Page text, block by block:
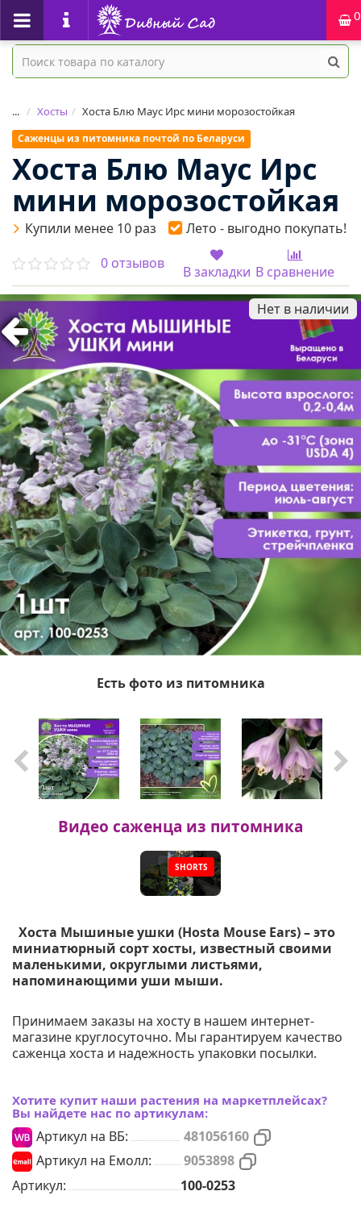
0
... Хосты Хоста Блю Маус Ирс мини морозостойкая
Саженцы из питомника почтой по Беларуси
Хоста Блю Маус Ирс
мини морозостойкая
Купили менее 10 раз
Лето - выгодно покупать!
0 отзывов
В закладки В сравнение
Нет в наличии
Есть фото из питомника
Видео саженца из питомника
SHORTS
Хоста Мышиные ушки (Hosta Mouse Ears) – это
миниатюрный сорт хосты, известный своими
маленькими, округлыми листьями,
напоминающими уши мыши.
Принимаем заказы на хосту в нашем интернет-
магазине круглосуточно. Мы гарантируем качество
саженца хоста и надежность упаковки посылки.
Хотите купит наши растения на маркетплейсах?
Вы найдете нас по артикулам:
Артикул на ВБ:
481056160
Артикул на Емолл:
9053898
Артикул:
100-0253